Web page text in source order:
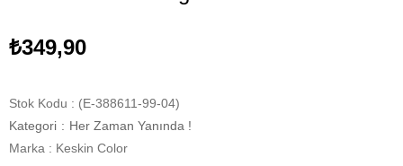
₺349,90
Stok Kodu
(E-388611-99-04)
Kategori : Her Zaman Yanında !
Marka : Keskin Color